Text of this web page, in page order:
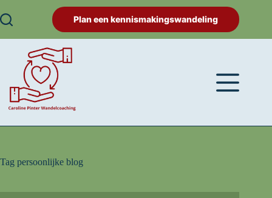
Plan een kennismakingswandeling
Tag persoonlijke blog